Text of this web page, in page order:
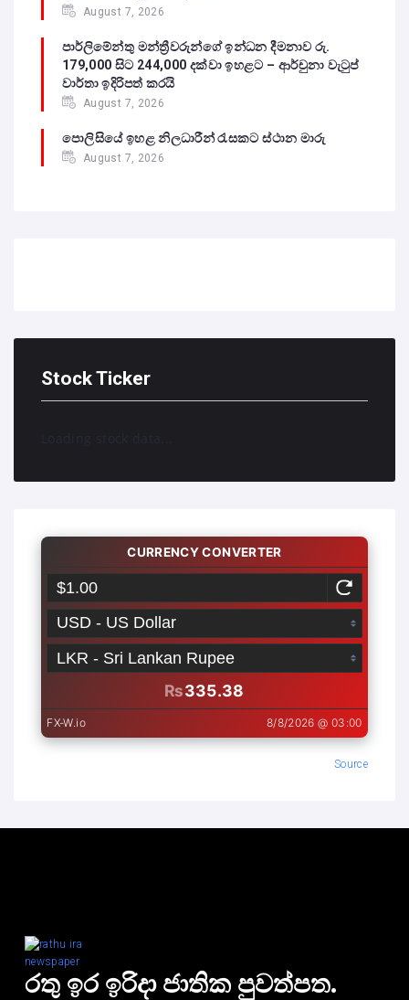
August 7, 2026
පාර්ලිමේන්තු මන්ත්‍රීවරුන්ගේ ඉන්ධන දීමනාව රු.
179,000 සිට 244,000 දක්වා ඉහළට – ආර්චුනා වැටුප්
වාර්තා ඉදිරිපත් කරයි
August 7, 2026
පොලිසියේ ඉහළ නිලධාරීන් රැසකට ස්ථාන මාරු
August 7, 2026
Stock Ticker
Loading stock data...
Source
රතු ඉර ඉරිදා ජාතික පුවත්පත.